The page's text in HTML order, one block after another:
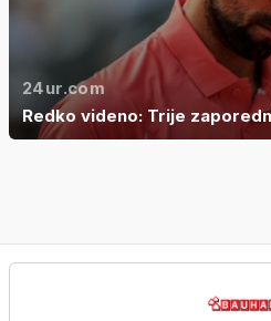
24ur.com
Redko videno: Trije